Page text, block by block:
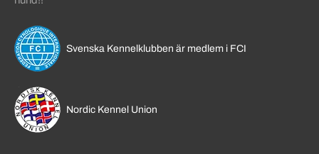
Svenska Kennelklubben är medlem i FCI
Nordic Kennel Union